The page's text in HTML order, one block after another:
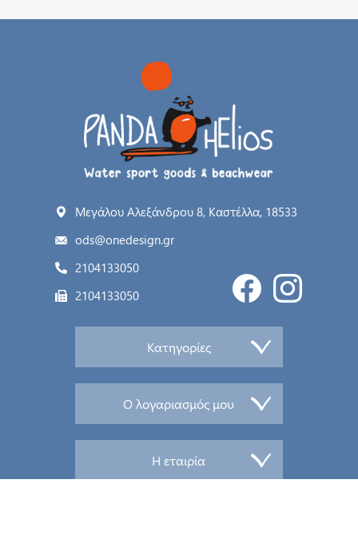
Μεγάλου Αλεξάνδρου 8, Καστέλλα, 18533
ods@onedesign.gr
2104133050
2104133050
Κατηγορίες
Ο λογαριασμός μου
Η εταιρία